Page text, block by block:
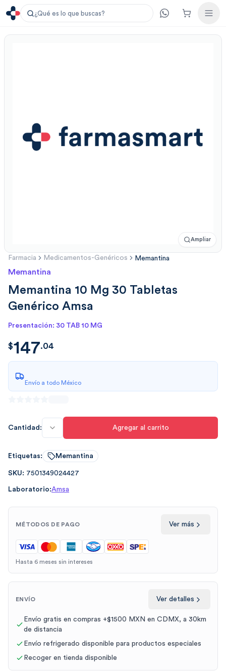
¿Qué es lo que buscas?
Ampliar
Farmacia Medicamentos-Genéricos Memantina
Memantina
Memantina 10 Mg 30 Tabletas
Genérico Amsa
Presentación: 30 TAB 10 MG
$147.04
$147.04
Envío a todo México
Cantidad: Agregar al carrito
Etiquetas: Memantina
SKU: 7501349024427
Laboratorio:Amsa
MÉTODOS DE PAGO Ver más
Hasta 6 meses sin intereses
ENVÍO Ver detalles
Envío gratis en compras +$1500 MXN en CDMX, a 30km
de distancia
Envío refrigerado disponible para productos especiales
Recoger en tienda disponible